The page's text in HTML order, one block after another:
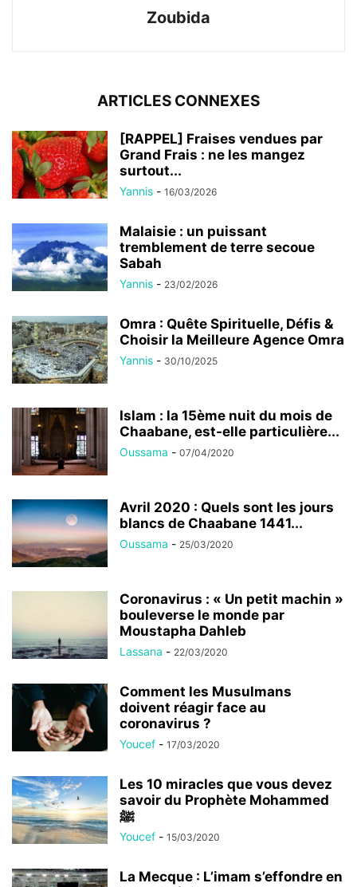
Zoubida
ARTICLES CONNEXES
[RAPPEL] Fraises vendues par
Grand Frais : ne les mangez
surtout...
Yannis - 16/03/2026
Malaisie : un puissant
tremblement de terre secoue
Sabah
Yannis - 23/02/2026
Omra : Quête Spirituelle, Défis &
Choisir la Meilleure Agence Omra
Yannis - 30/10/2025
Islam : la 15ème nuit du mois de
Chaabane, est-elle particulière...
Oussama - 07/04/2020
Avril 2020 : Quels sont les jours
blancs de Chaabane 1441...
Oussama - 25/03/2020
Coronavirus : « Un petit machin »
bouleverse le monde par
Moustapha Dahleb
Lassana - 22/03/2020
Comment les Musulmans
doivent réagir face au
coronavirus ?
Youcef - 17/03/2020
Les 10 miracles que vous devez
savoir du Prophète Mohammed
ﷺ
Youcef - 15/03/2020
La Mecque : L’imam s’effondre en